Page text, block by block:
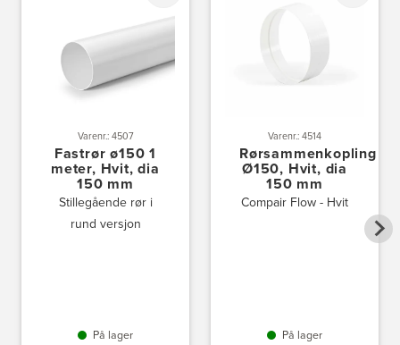
Varenr.: 4507
Fastrør ø150 1
meter, Hvit, dia
150 mm
Stillegående rør i
rund versjon
På lager
Varenr.: 4514
Rørsammenkopling
Ø150, Hvit, dia
150 mm
Compair Flow - Hvit
På lager